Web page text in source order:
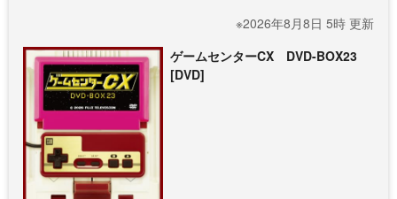
※2026年8月8日 5時 更新
ゲームセンターCX DVD-BOX23
[DVD]